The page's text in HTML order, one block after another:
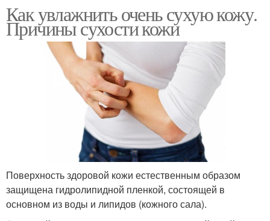
Как увлажнить очень сухую кожу.
Причины сухости кожи
Поверхность здоровой кожи естественным образом
защищена гидролипидной пленкой, состоящей в
основном из воды и липидов (кожного сала).